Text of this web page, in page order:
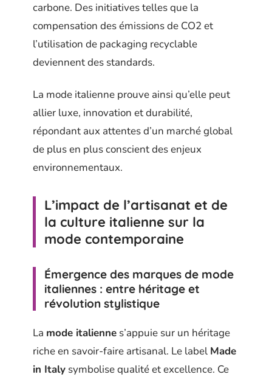
carbone. Des initiatives telles que la
compensation des émissions de CO2 et
l’utilisation de packaging recyclable
deviennent des standards.
La mode italienne prouve ainsi qu’elle peut
allier luxe, innovation et durabilité,
répondant aux attentes d’un marché global
de plus en plus conscient des enjeux
environnementaux.
L’impact de l’artisanat et de
la culture italienne sur la
mode contemporaine
Émergence des marques de mode
italiennes : entre héritage et
révolution stylistique
La mode italienne s’appuie sur un héritage
riche en savoir-faire artisanal. Le label Made
in Italy symbolise qualité et excellence. Ce